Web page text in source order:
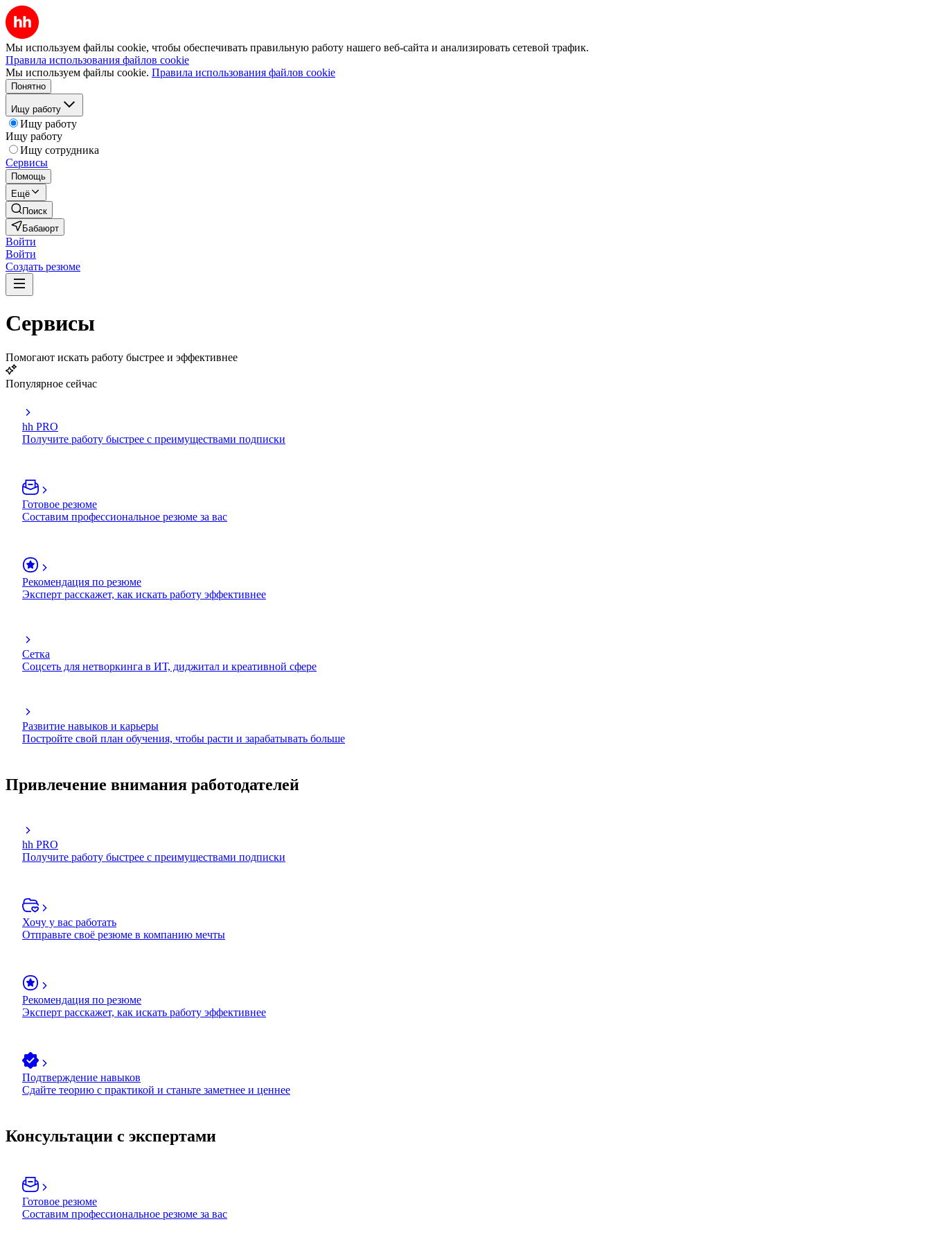
Мы используем файлы cookie, чтобы обеспечивать правильную работу нашего веб-сайта и анализировать сетевой трафик.
Правила использования файлов cookie
Мы используем файлы cookie. Правила использования файлов cookie
Понятно
Ищу работу
Ищу работу
Ищу работу
Ищу сотрудника
Сервисы
Помощь
Ещё
Поиск
Бабаюрт
Войти
Войти
Создать резюме
Сервисы
Помогают искать работу быстрее и эффективнее
Популярное сейчас
hh PRO
Получите работу быстрее с преимуществами подписки
Готовое резюме
Составим профессиональное резюме за вас
Рекомендация по резюме
Эксперт расскажет, как искать работу эффективнее
Сетка
Соцсеть для нетворкинга в ИТ, диджитал и креативной сфере
Развитие навыков и карьеры
Постройте свой план обучения, чтобы расти и зарабатывать больше
Привлечение внимания работодателей
hh PRO
Получите работу быстрее с преимуществами подписки
Хочу у вас работать
Отправьте своё резюме в компанию мечты
Рекомендация по резюме
Эксперт расскажет, как искать работу эффективнее
Подтверждение навыков
Сдайте теорию с практикой и станьте заметнее и ценнее
Консультации с экспертами
Готовое резюме
Составим профессиональное резюме за вас